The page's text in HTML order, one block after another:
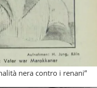
nera contro i renani”